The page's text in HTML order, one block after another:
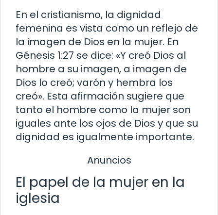
En el cristianismo, la dignidad
femenina es vista como un reflejo de
la imagen de Dios en la mujer. En
Génesis 1:27 se dice: «Y creó Dios al
hombre a su imagen, a imagen de
Dios lo creó; varón y hembra los
creó». Esta afirmación sugiere que
tanto el hombre como la mujer son
iguales ante los ojos de Dios y que su
dignidad es igualmente importante.
Anuncios
El papel de la mujer en la
iglesia